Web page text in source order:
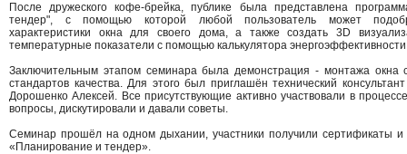
После дружеского кофе-брейка, публике была представлена
тендер", с помощью которой любой пользователь может
характеристики окна для своего дома, а также создать 3D
температурные показатели с помощью калькулятора
Заключительным этапом семинара была демонстрация - монтажа окна
стандартов качества. Для этого был приглашён технический
Дорошенко Алексей. Все присутствующие активно участвовали в
вопросы, дискутировали и давали советы.
Семинар прошёл на одном дыхании, участники получили сертификаты и
«Планирование и тендер».